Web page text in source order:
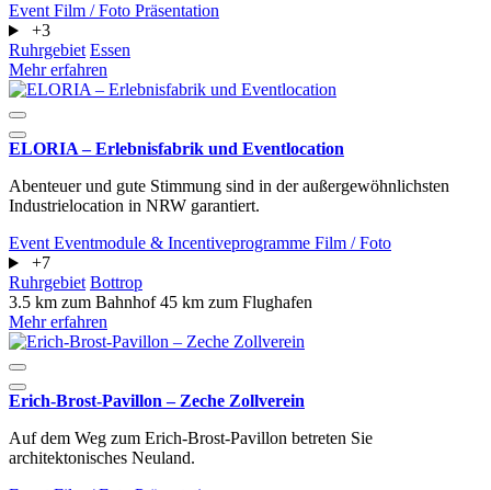
Event Film / Foto Präsentation
+3
Ruhrgebiet Essen
Mehr erfahren
ELORIA – Erlebnisfabrik und Eventlocation
Abenteuer und gute Stimmung sind in der außergewöhnlichsten
Industrielocation in NRW garantiert.
Event Eventmodule & Incentiveprogramme Film / Foto
+7
Ruhrgebiet Bottrop
3.5 km zum Bahnhof45 km zum Flughafen
Mehr erfahren
Erich-Brost-Pavillon – Zeche Zollverein
Auf dem Weg zum Erich-Brost-Pavillon betreten Sie
architektonisches Neuland.